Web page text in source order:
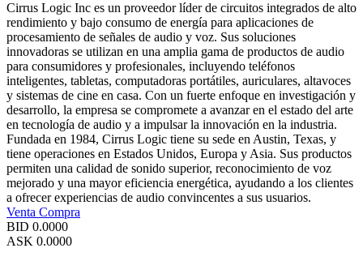
Cirrus Logic Inc es un proveedor líder de circuitos integrados de alto
rendimiento y bajo consumo de energía para aplicaciones de
procesamiento de señales de audio y voz. Sus soluciones
innovadoras se utilizan en una amplia gama de productos de audio
para consumidores y profesionales, incluyendo teléfonos
inteligentes, tabletas, computadoras portátiles, auriculares, altavoces
y sistemas de cine en casa. Con un fuerte enfoque en investigación y
desarrollo, la empresa se compromete a avanzar en el estado del arte
en tecnología de audio y a impulsar la innovación en la industria.
Fundada en 1984, Cirrus Logic tiene su sede en Austin, Texas, y
tiene operaciones en Estados Unidos, Europa y Asia. Sus productos
permiten una calidad de sonido superior, reconocimiento de voz
mejorado y una mayor eficiencia energética, ayudando a los clientes
a ofrecer experiencias de audio convincentes a sus usuarios.
Venta Compra
BID 0.0000
ASK 0.0000